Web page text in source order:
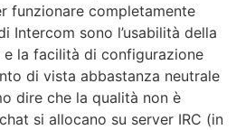
funzionare completamente
Intercom sono l’usabilità della
la facilità di configurazione
di vista abbastanza neutrale
dire che la qualità non è
si allocano su server IRC (in